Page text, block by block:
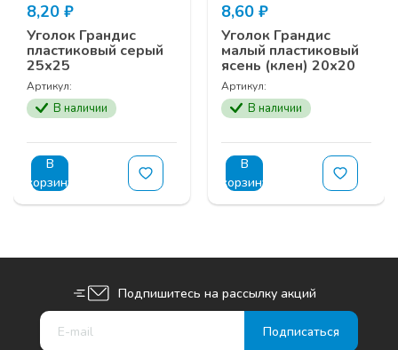
8,20 ₽
Уголок Грандис
пластиковый серый
25х25
Артикул:
В наличии
В
корзину
8,60 ₽
Уголок Грандис
малый пластиковый
ясень (клен) 20х20
Артикул:
В наличии
В
корзину
Подпишитесь на рассылку акций